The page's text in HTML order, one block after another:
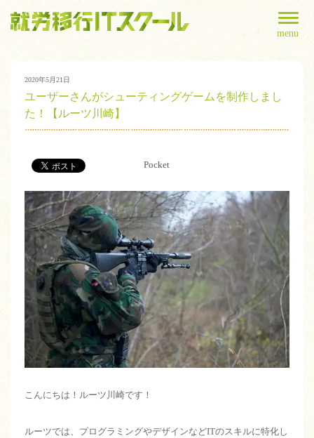
menu
2020年5月21日
ユーザーさんがシューティングゲームを制作しまし
た！【ルーツ川崎】
Pocket
こんにちは！ルーツ川崎です！
ルーツでは、プログラミングやデザインなどITのスキルに特化し